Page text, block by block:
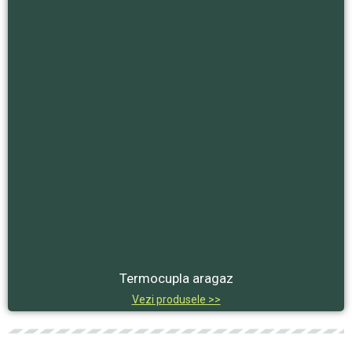
Termocupla aragaz
Vezi produsele >>